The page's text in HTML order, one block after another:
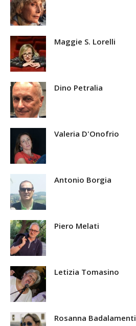
Maggie S. Lorelli
Dino Petralia
Valeria D'Onofrio
Antonio Borgia
Piero Melati
Letizia Tomasino
Rosanna Badalamenti